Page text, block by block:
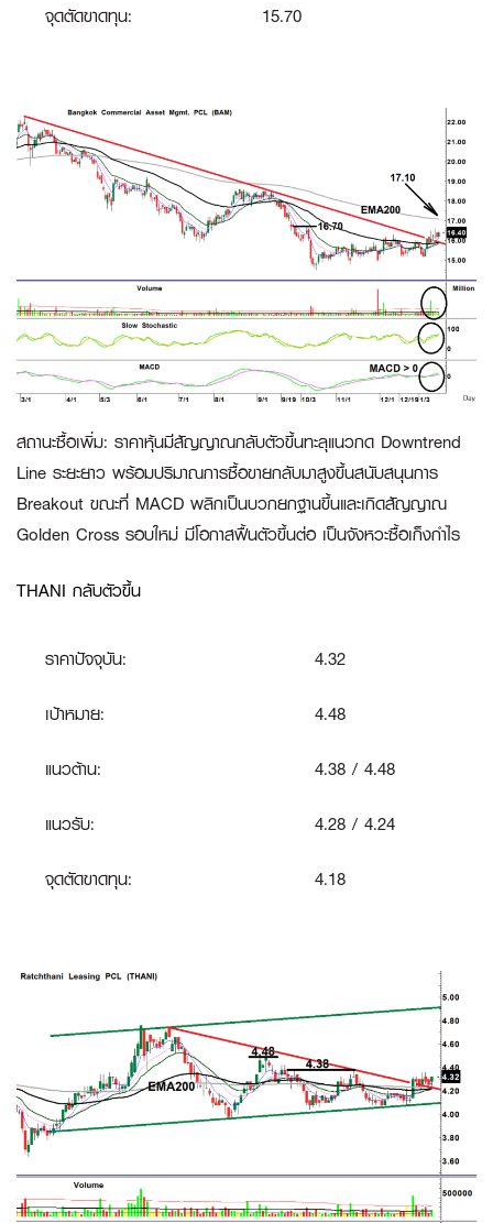
จุดตัดขาดทุน: 15.70
สถานะซื้อเพิ่ม: ราคาหุ้นมีสัญญาณกลับตัวขึ้นทะลุแนวกด Downtrend
Line ระยะยาว พร้อมปริมาณการซื้อขายกลับมาสูงขึ้นสนับสนุนการ
Breakout ขณะที่ MACD พลิกเป็นบวกยกฐานขึ้นและเกิดสัญญาณ
Golden Cross รอบใหม่ มีโอกาสฟื้นตัวขึ้นต่อ เป็นจังหวะซื้อเก็งกำไร
THANI กลับตัวขึ้น
ราคาปัจจุบัน:
4.32
เป้าหมาย:
4.48
แนวต้าน:
4.38 / 4.48
แนวรับ:
4.28 / 4.24
จุดตัดขาดทุน:
4.18